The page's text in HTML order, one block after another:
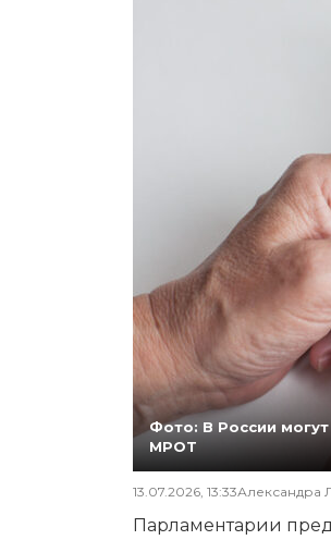
Фото: В России
МРОТ
13.07.2026, 13:33Александра
Парламентарии